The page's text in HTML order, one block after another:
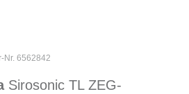
Nr. 6562842
Sirosonic TL ZEG-